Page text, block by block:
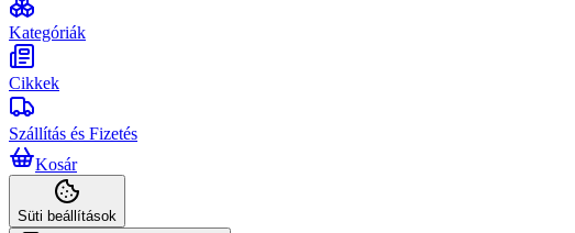
Kategóriák
Cikkek
Szállítás és Fizetés
Kosár
Süti beállítások